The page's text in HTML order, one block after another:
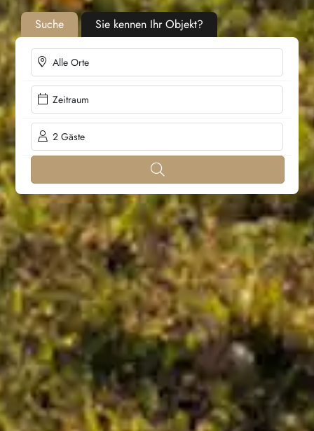
Suche
Sie kennen Ihr Objekt?
Alle Orte
Zeitraum
2 Gäste